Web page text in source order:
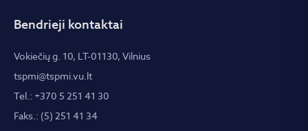
Bendrieji kontaktai
Vokiečių g. 10, LT-01130, Vilnius
tspmi@tspmi.vu.lt
Tel.: +370 5 251 41 30
Faks.: (5) 251 41 34